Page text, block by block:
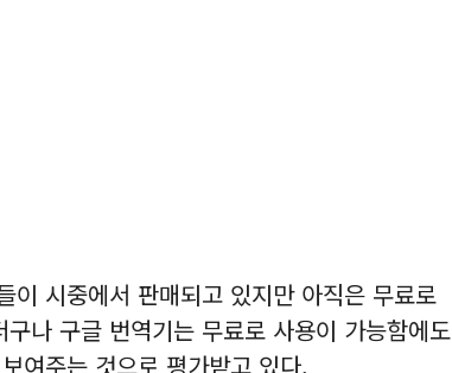
이 시중에서 판매되고 있지만 아직은 무료로
나 구글 번역기는 무료로 사용이 가능함에도
여주는 것으로 평가받고 있다.